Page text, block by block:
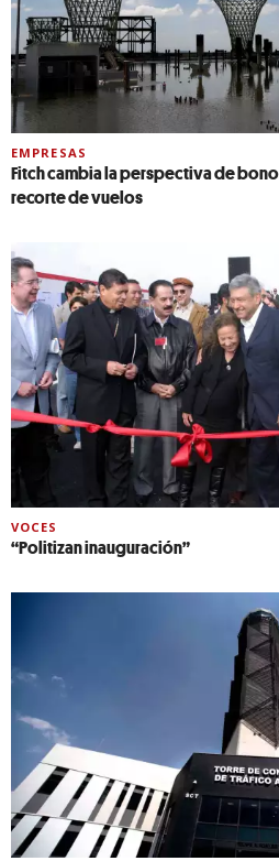
EMPRESAS
Fitch cambia la perspectiva de
recorte de vuelos
VOCES
“Politizan inauguración”